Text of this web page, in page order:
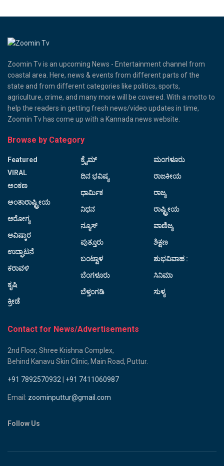
Zoomin Tv is an upcoming News - Entertainment channel from
coastal area. Here, news & events from different parts of the
state and from different categories like politics, sports,
agriculture, crime, and many more will be covered. With a motto to
help the readers in getting fresh news/video updates in time,
Zoomin Tv has come up with a Kannada news website.
Browse by Category
Featured
VIRAL
ಅಂಕಣ
ಅಂತಾರಾಷ್ಟ್ರೀಯ
ಆರೋಗ್ಯ
ಆವಿಷ್ಕಾರ
ಉದ್ಘಾಟನೆ
ಕರಾವಳಿ
ಕೃಷಿ
ಕ್ರೀಡೆ
ಕ್ರೈಮ್
ದಿನ ಭವಿಷ್ಯ
ಧಾರ್ಮಿಕ
ನಿಧನ
ನ್ಯೂಸ್
ಪುತ್ತೂರು
ಬಂಟ್ವಾಳ
ಬೆಂಗಳೂರು
ಬೆಳ್ತಂಗಡಿ
ಮಂಗಳೂರು
ರಾಜಕೀಯ
ರಾಜ್ಯ
ರಾಷ್ಟ್ರೀಯ
ವಾಣಿಜ್ಯ
ಶಿಕ್ಷಣ
ಶುಭವಿವಾಹ :
ಸಿನಿಮಾ
ಸುಳ್ಯ
Contact for News/Advertisements
2nd Floor, Shree Krishna Complex,
Behind Kanavu Skin Clinic, Main Road, Puttur.
+91 7892570932 +91 7411060987
Email: zoominputtur@gmail.com
Follow Us